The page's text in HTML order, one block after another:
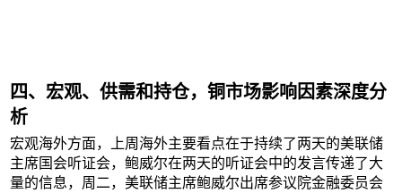
四、宏观、供需和持仓，铜市场影响因素深度分
析
宏观海外方面，上周海外主要看点在于持续了两天的美联储
主席国会听证会，鲍威尔在两天的听证会中的发言传递了大
量的信息，周二，美联储主席鲍威尔出席参议院金融委员会